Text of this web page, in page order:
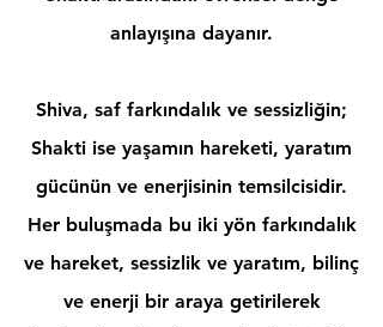
anlayışına dayanır.
Shiva, saf farkındalık ve sessizliğin;
Shakti ise yaşamın hareketi, yaratım
gücünün ve enerjisinin temsilcisidir.
Her buluşmada bu iki yön farkındalık
ve hareket, sessizlik ve yaratım, bilinç
ve enerji bir araya getirilerek